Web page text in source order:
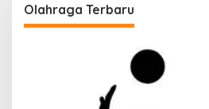
Olahraga Terbaru